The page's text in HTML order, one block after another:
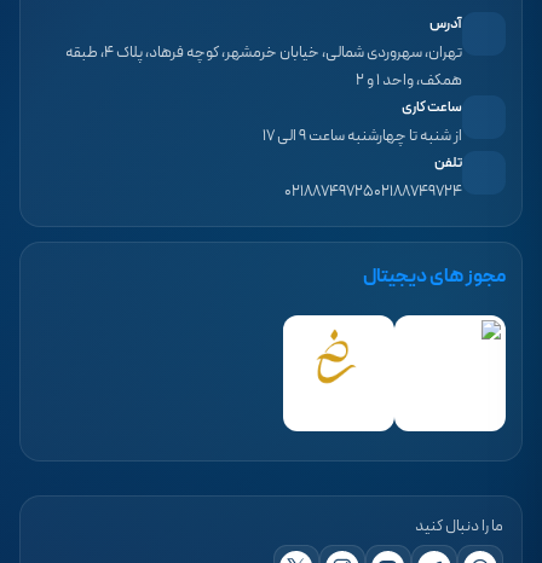
آدرس
تهران، سهروردی شمالی، خیابان خرمشهر، کوچه فرهاد، پلاک ۴، طبقه
همکف، واحد ۱ و ۲
ساعت کاری
از شنبه تا چهارشنبه ساعت ۹ الی ۱۷
تلفن
۰۲۱۸۸۷۴۹۷۲۴۰۲۱۸۸۷۴۹۷۲۵
مجوز های دیجیتال
ما را دنبال کنید